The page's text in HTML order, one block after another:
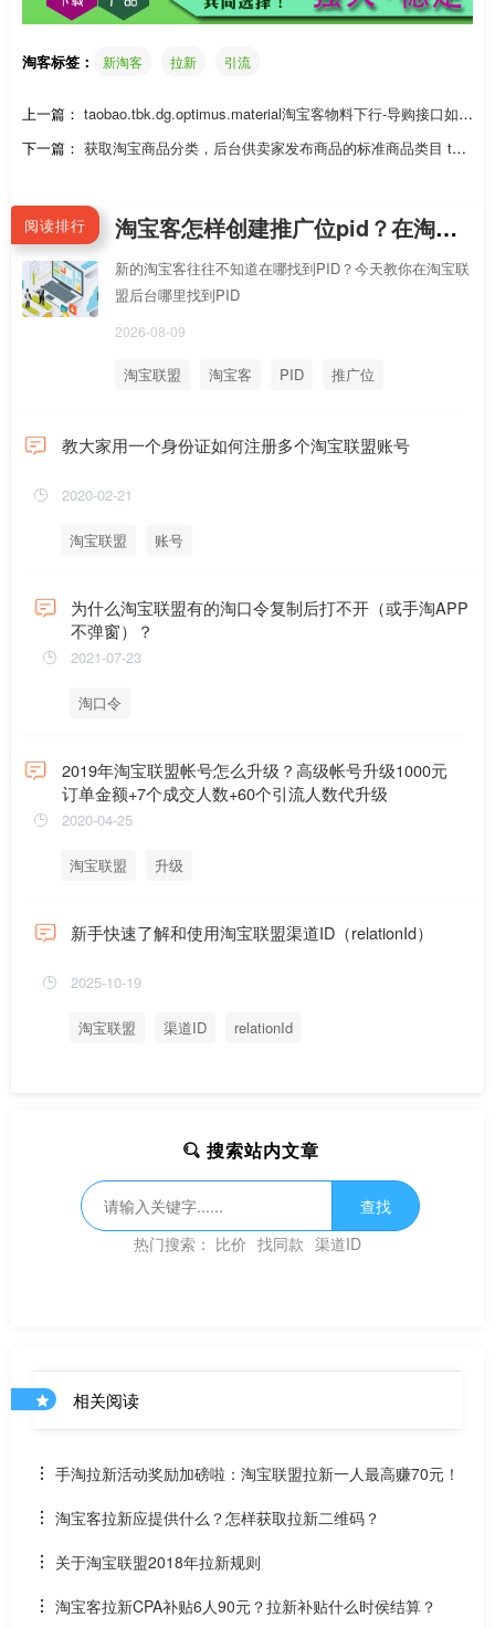
淘客标签： 新淘客 拉新 引流
上一篇： taobao.tbk.dg.optimus.material淘宝客物料下行-导购接口如何
调用？
下一篇： 获取淘宝商品分类，后台供卖家发布商品的标准商品类目 tao
阅读排行 淘宝客怎样创建推广位pid？在淘宝联盟后台哪里找到PID？
新的淘宝客往往不知道在哪找到PID？今天教你在淘宝联
盟后台哪里找到PID
2026-08-09
淘宝联盟 淘宝客 PID 推广位
教大家用一个身份证如何注册多个淘宝联盟账号
2020-02-21
淘宝联盟 账号
为什么淘宝联盟有的淘口令复制后打不开（或手淘APP
不弹窗）？
2021-07-23
淘口令
2019年淘宝联盟帐号怎么升级？高级帐号升级1000元
订单金额+7个成交人数+60个引流人数代升级
2020-04-25
淘宝联盟 升级
新手快速了解和使用淘宝联盟渠道ID（relationId）
2025-10-19
淘宝联盟 渠道ID relationId
搜索站内文章
查找
热门搜索： 比价 找同款 渠道ID
相关阅读
手淘拉新活动奖励加磅啦：淘宝联盟拉新一人最高赚70元！
淘宝客拉新应提供什么？怎样获取拉新二维码？
关于淘宝联盟2018年拉新规则
淘宝客拉新CPA补贴6人90元？拉新补贴什么时侯结算？